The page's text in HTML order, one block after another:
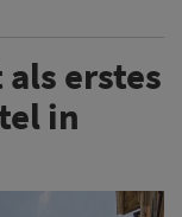
erstes
in